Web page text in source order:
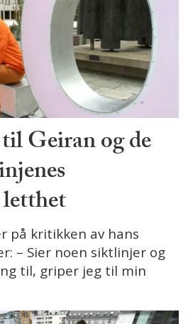
Geiran og de
på kritikken av hans
– Sier noen siktlinjer og
til, griper jeg til min